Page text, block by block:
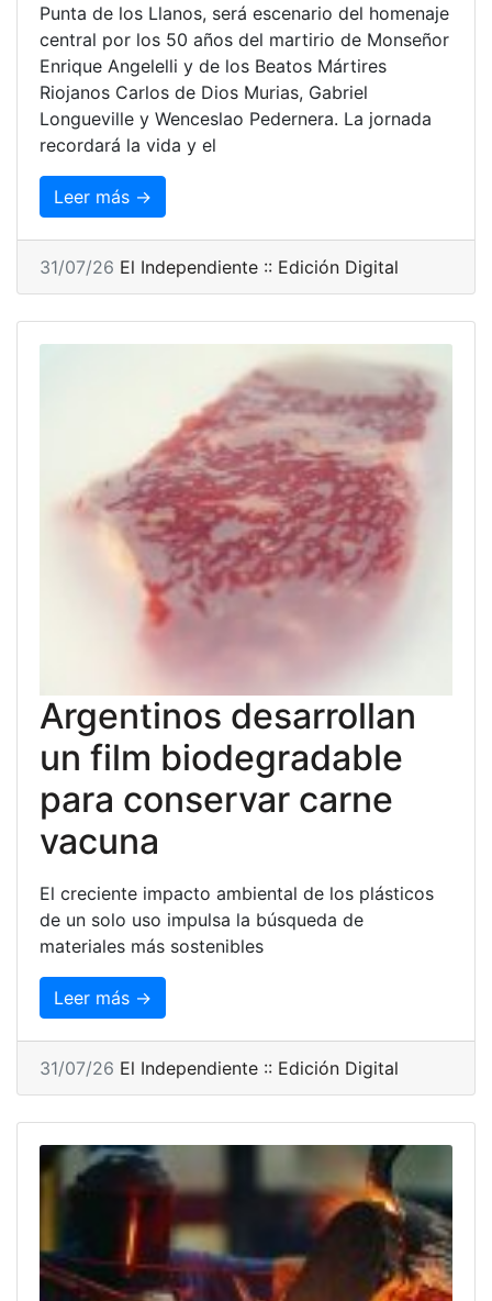
Punta de los Llanos, será escenario del homenaje
central por los 50 años del martirio de Monseñor
Enrique Angelelli y de los Beatos Mártires
Riojanos Carlos de Dios Murias, Gabriel
Longueville y Wenceslao Pedernera. La jornada
recordará la vida y el
Leer más →
31/07/26 El Independiente :: Edición Digital
Argentinos desarrollan
un film biodegradable
para conservar carne
vacuna
El creciente impacto ambiental de los plásticos
de un solo uso impulsa la búsqueda de
materiales más sostenibles
Leer más →
31/07/26 El Independiente :: Edición Digital